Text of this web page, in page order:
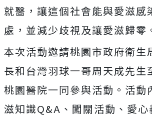
就醫，讓這個社會能與愛滋感
處，並減少歧視及讓愛滋歸零
本次活動邀請桃園市政府衛生
長和台灣羽球一哥周天成先生
桃園醫院一同參與活動。活動
滋知識Q&A、闖關活動、愛心